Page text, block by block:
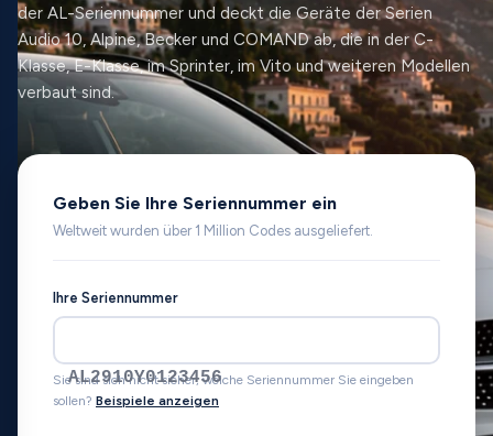
der AL-Seriennummer und deckt die Geräte der Serien
Audio 10, Alpine, Becker und COMAND ab, die in der C-
Klasse, E-Klasse, im Sprinter, im Vito und weiteren Modellen
verbaut sind.
Geben Sie Ihre Seriennummer ein
Weltweit wurden über 1 Million Codes ausgeliefert.
Ihre Seriennummer
AL2910Y0123456
Sie sind sich nicht sicher, welche Seriennummer Sie eingeben
sollen? Beispiele anzeigen